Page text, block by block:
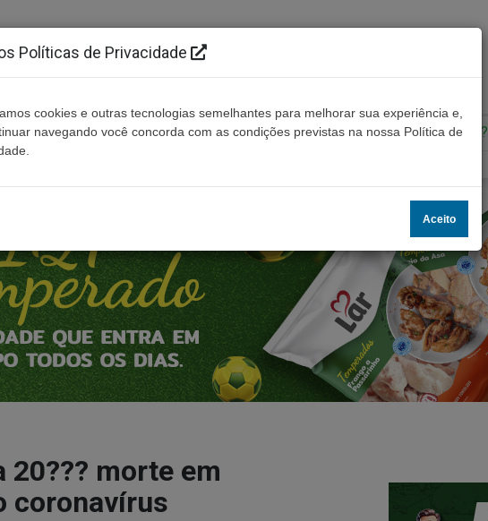
Cidades Ouça ao vivo Contato Não encontrou algo?
20??? morte em
coronavírus
Políticas de Privacidade
cookies e outras tecnologias semelhantes para melhorar sua experiência e,
navegando você concorda com as condições previstas na nossa Política de
Aceito